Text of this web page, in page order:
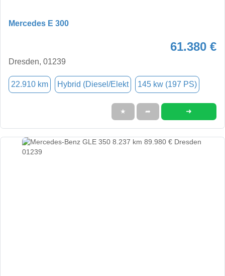
Mercedes E 300
61.380 €
Dresden, 01239
22.910 km Hybrid (Diesel/Elekt 145 kw (197 PS)
★ ➦ ➜